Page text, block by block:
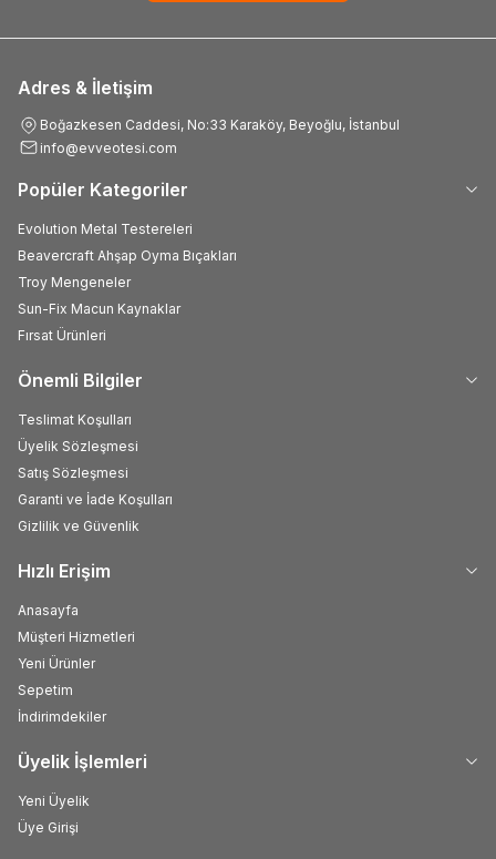
Adres & İletişim
Boğazkesen Caddesi, No:33 Karaköy, Beyoğlu, İstanbul
info@evveotesi.com
Popüler Kategoriler
Evolution Metal Testereleri
Beavercraft Ahşap Oyma Bıçakları
Troy Mengeneler
Sun-Fix Macun Kaynaklar
Fırsat Ürünleri
Önemli Bilgiler
Teslimat Koşulları
Üyelik Sözleşmesi
Satış Sözleşmesi
Garanti ve İade Koşulları
Gizlilik ve Güvenlik
Hızlı Erişim
Anasayfa
Müşteri Hizmetleri
Yeni Ürünler
Sepetim
İndirimdekiler
Üyelik İşlemleri
Yeni Üyelik
Üye Girişi